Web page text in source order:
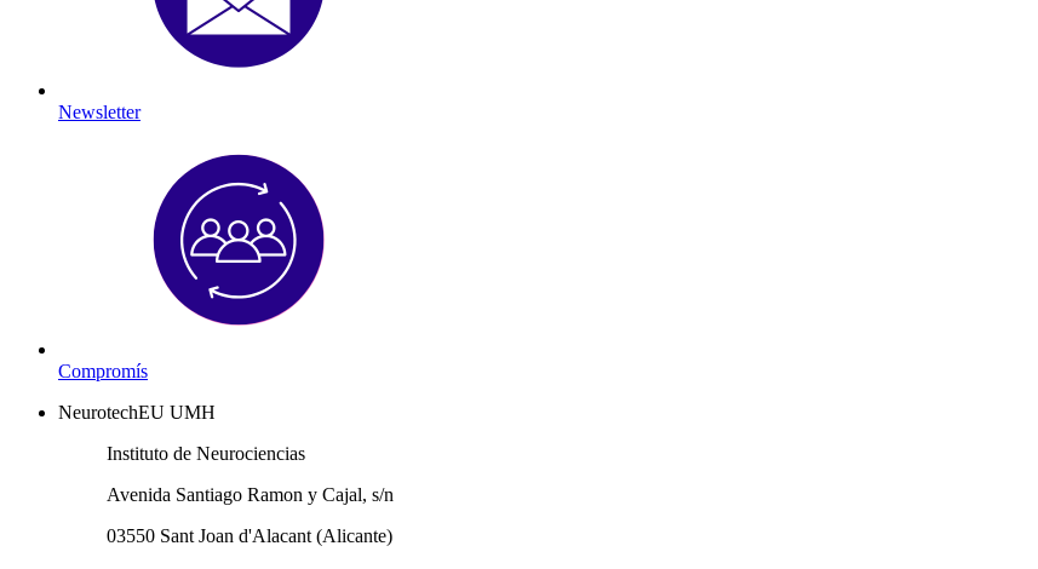
Newsletter
Compromís
NeurotechEU UMH
Instituto de Neurociencias
Avenida Santiago Ramon y Cajal, s/n
03550 Sant Joan d'Alacant (Alicante)